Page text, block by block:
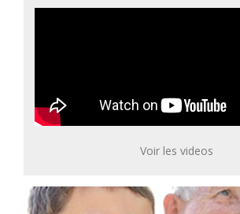
Voir les videos